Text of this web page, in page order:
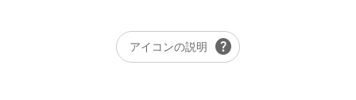
アイコンの説明 help